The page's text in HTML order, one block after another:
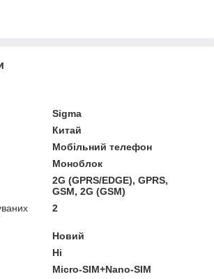
Sigma
Китай
Мобільний телефон
Моноблок
2G (GPRS/EDGE), GPRS,
GSM, 2G (GSM)
2
Новий
Ні
Micro-SIM+Nano-SIM